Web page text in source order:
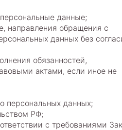
данные;
направления обращения с
данных без
обязанностей,
актами, если иное не
персональных данных;
РФ;
с требованиями